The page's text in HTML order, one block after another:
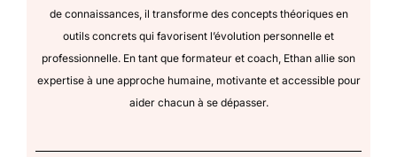
de connaissances, il transforme des concepts théoriques en
outils concrets qui favorisent l’évolution personnelle et
professionnelle. En tant que formateur et coach, Ethan allie son
expertise à une approche humaine, motivante et accessible pour
aider chacun à se dépasser.